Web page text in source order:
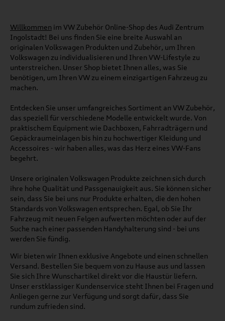
Willkommen im VW Zubehör Online-Shop des Audi Zentrum
Ingolstadt! Bei uns finden Sie eine breite Auswahl an
originalen Volkswagen Produkten und Zubehör, um Ihren
Volkswagen zu individualisieren und Ihren VW-Lifestyle zu
unterstreichen. Unser Shop bietet Ihnen alles, was Sie
benötigen, um Ihren VW zu einem einzigartigen Fahrzeug zu
machen.
Entdecken Sie unser umfangreiches Sortiment an VW Zubehör,
das speziell für verschiedene Modelle entwickelt wurde. Von
praktischem Equipment wie Dachboxen, Fahrradträgern und
Gepäckraumeinlagen bis hin zu hochwertiger Kleidung und
Accessoires - wir haben alles, was das Herz eines VW-Fans
begehrt.
Unsere originalen Volkswagen Produkte zeichnen sich durch
ihre hohe Qualität und Passgenauigkeit aus. Sie können sicher
sein, dass Sie bei uns nur Produkte erhalten, die den hohen
Standards von Volkswagen entsprechen. Egal, ob Sie Ihr
Fahrzeug mit neuen Felgen aufwerten möchten oder auf der
Suche nach einer passenden Handyhalterung sind - bei uns
werden Sie fündig.
Wir bieten wir Ihnen exklusive Angebote und einen schnellen
Versand. Bestellen Sie bequem von zu Hause aus und lassen
Sie sich Ihre Wunschartikel direkt vor die Haustür liefern.
Unser erstklassiger Kundenservice steht Ihnen bei Fragen und
Anliegen gerne zur Verfügung und sorgt dafür, dass Sie
rundum zufrieden sind.